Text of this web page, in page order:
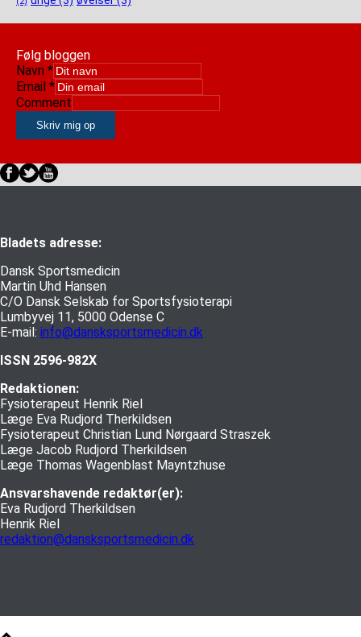
Følg bloggen
Navn *
Email *
Comment
Skriv mig op
Bladets adresse:
Dansk Sportsmedicin
Martin Uhd Hansen
C/O Dansk Selskab for Sportsfysioterapi
Lumbyvej 11, 5000 Odense C
E-mail: info@dansksportsmedicin.dk
ISSN 2596-982X
Redaktionen:
Fysioterapeut Henrik Riel
Læge Eva Rudjord Therkildsen
Fysioterapeut Christian Lund Nørgaard Straszek
Læge Jacob Rudjord Therkildsen
Læge Thomas Wagenblast Mayntzhuse
Ansvarshavende redaktør(er):
Eva Rudjord Therkildsen
Henrik Riel
redaktion@dansksportsmedicin.dk